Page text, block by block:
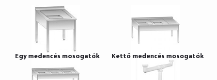
HUNGÁRIA
Egy medencés mosogatók Kettő medencés mosogatók